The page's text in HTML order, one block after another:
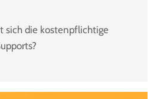
sich die kostenpflichtige